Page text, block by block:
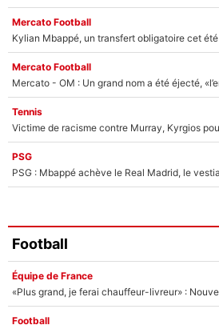
Mercato Football
Kylian Mbappé, un transfert obligatoire cet été
Mercato Football
Tennis
PSG
PSG : Mbappé achève le Real Madrid, le
Football
Équipe de France
Football